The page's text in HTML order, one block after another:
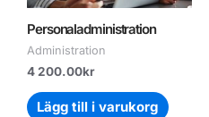
Personaladministration
Administration
4 200.00kr
Lägg till i varukorg